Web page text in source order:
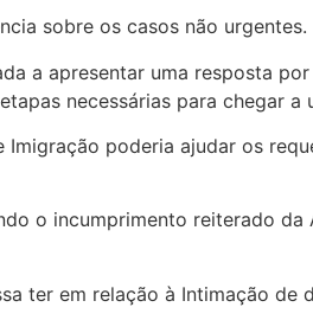
sobre os casos não urgentes.
a apresentar uma resposta
necessárias para chegar a
poderia ajudar os
o incumprimento reiterado
ter em relação à Intimação de